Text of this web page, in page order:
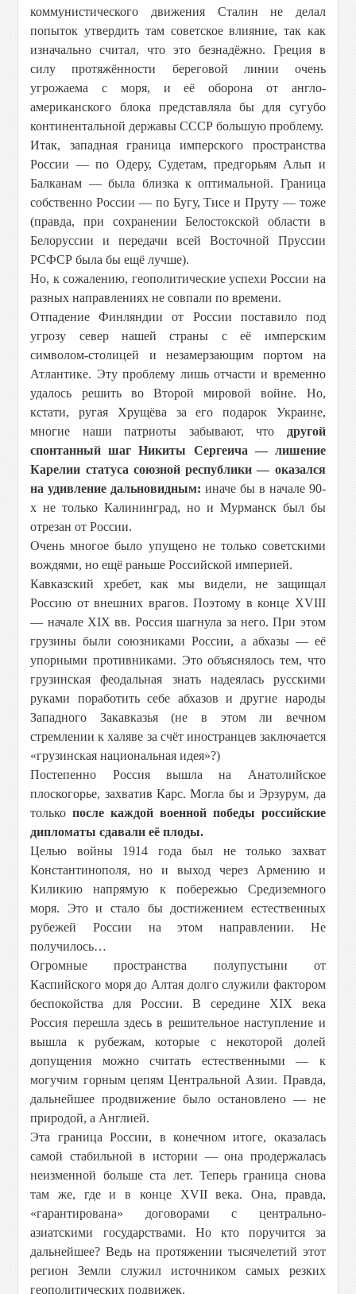
коммунистического движения Сталин не делал
попыток утвердить там советское влияние, так как
изначально считал, что это безнадёжно. Греция в
силу протяжённости береговой линии очень
угрожаема с моря, и её оборона от англо-
американского блока представляла бы для сугубо
континентальной державы СССР большую проблему.
Итак, западная граница имперского пространства
России — по Одеру, Судетам, предгорьям Альп и
Балканам — была близка к оптимальной. Граница
собственно России — по Бугу, Тисе и Пруту — тоже
(правда, при сохранении Белостокской области в
Белоруссии и передачи всей Восточной Пруссии
РСФСР была бы ещё лучше).
Но, к сожалению, геополитические успехи России на
разных направлениях не совпали по времени.
Отпадение Финляндии от России поставило под
угрозу север нашей страны с её имперским
символом-столицей и незамерзающим портом на
Атлантике. Эту проблему лишь отчасти и временно
удалось решить во Второй мировой войне. Но,
кстати, ругая Хрущёва за его подарок Украине,
многие наши патриоты забывают, что другой
спонтанный шаг Никиты Сергеича — лишение
Карелии статуса союзной республики — оказался
на удивление дальновидным:иначе бы в начале 90-
х не только Калининград, но и Мурманск был бы
отрезан от России.
Очень многое было упущено не только советскими
вождями, но ещё раньше Российской империей.
Кавказский хребет, как мы видели, не защищал
Россию от внешних врагов. Поэтому в конце XVIII
— начале XIX вв. Россия шагнула за него. При этом
грузины были союзниками России, а абхазы — её
упорными противниками. Это объяснялось тем, что
грузинская феодальная знать надеялась русскими
руками поработить себе абхазов и другие народы
Западного Закавказья (не в этом ли вечном
стремлении к халяве за счёт иностранцев заключается
«грузинская национальная идея»?)
Постепенно Россия вышла на Анатолийское
плоскогорье, захватив Карс. Могла бы и Эрзурум, да
толькопосле каждой военной победы российские
дипломаты сдавали её плоды.
Целью войны 1914 года был не только захват
Константинополя, но и выход через Армению и
Киликию напрямую к побережью Средиземного
моря. Это и стало бы достижением естественных
рубежей России на этом направлении. Не
получилось…
Огромные пространства полупустыни от
Каспийского моря до Алтая долго служили фактором
беспокойства для России. В середине XIX века
Россия перешла здесь в решительное наступление и
вышла к рубежам, которые с некоторой долей
допущения можно считать естественными — к
могучим горным цепям Центральной Азии. Правда,
дальнейшее продвижение было остановлено — не
природой, а Англией.
Эта граница России, в конечном итоге, оказалась
самой стабильной в истории — она продержалась
неизменной больше ста лет. Теперь граница снова
там же, где и в конце XVII века. Она, правда,
«гарантирована» договорами с центрально-
азиатскими государствами. Но кто поручится за
дальнейшее? Ведь на протяжении тысячелетий этот
регион Земли служил источником самых резких
геополитических подвижек.